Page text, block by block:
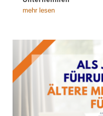
mehr lesen